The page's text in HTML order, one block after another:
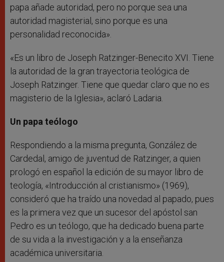
papa añade autoridad, pero no porque sea una
autoridad magisterial, sino porque es una
personalidad reconocida».
«Es un libro de Joseph Ratzinger-Benecito XVI. Tiene
la autoridad de la gran trayectoria teológica de
Joseph Ratzinger. Tiene que quedar claro que no es
magisterio de la Iglesia», aclaró Ladaria.
Un papa teólogo
Respondiendo a la misma pregunta, González de
Cardedal, amigo de juventud de Ratzinger, a quien
prologó en español la edición de su mayor libro de
teología, «Introducción al cristianismo» (1969),
consideró que ha traído una novedad al papado, pues
es la primera vez que un sucesor del apóstol san
Pedro es un teólogo, que ha dedicado buena parte
de su vida a la investigación y a la enseñanza
académica universitaria.